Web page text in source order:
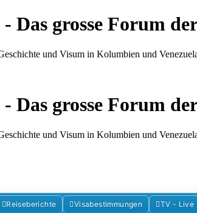
Das grosse Forum
und Visum in Kolumbien und
Das grosse Forum
und Visum in Kolumbien und
Reiseberichte Visabestimmungen TV - Live